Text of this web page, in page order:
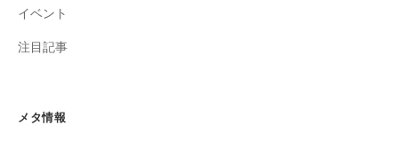
イベント
注目記事
メタ情報